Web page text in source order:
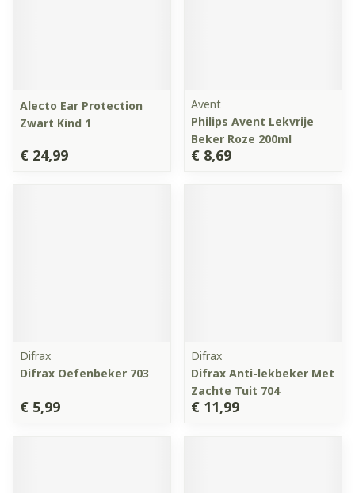
Alecto Ear Protection
Zwart Kind 1
€ 24,99
Avent
Philips Avent Lekvrije
Beker Roze 200ml
€ 8,69
Difrax
Difrax Oefenbeker 703
€ 5,99
Difrax
Difrax Anti-lekbeker Met
Zachte Tuit 704
€ 11,99